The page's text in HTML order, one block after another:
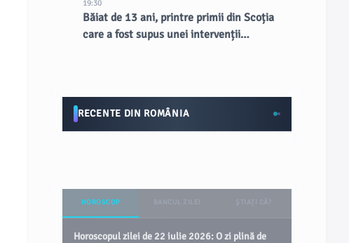
19:30
Băiat de 13 ani, printre primii din Scoția
care a fost supus unei intervenții
RECENTE DIN ROMÂNIA
HOROSCOP
Horoscopul zilei de 22 iulie 2026: O zi plină de